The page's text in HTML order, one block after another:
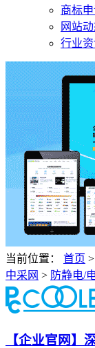
商标
网站
行业
当前位置： 首页 >
中采网 > 防静电/
【企业官网】